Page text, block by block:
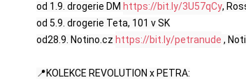
od 1.9. drogerie DM https://bit.ly/3U57qCy,
od 5.9. drogerie Teta, 101 v SK
od28.9. Notino.cz https://bit.ly/petranude ,
📍KOLEKCE REVOLUTION x PETRA: